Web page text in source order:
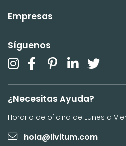
Empresas
Síguenos
¿Necesitas Ayuda?
Horario de oficina de Lunes a
hola@livitum.com